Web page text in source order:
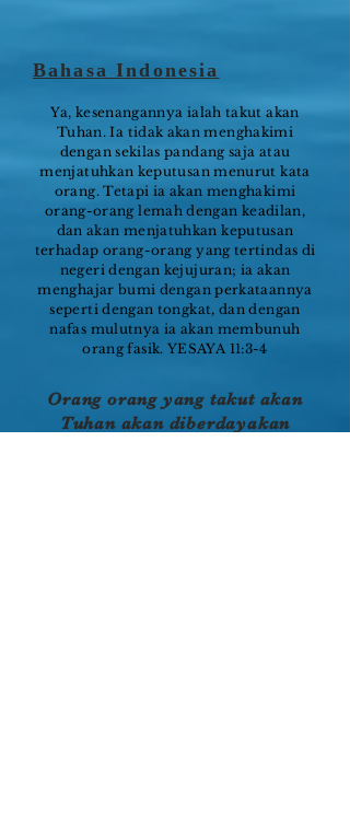
Bahasa Indonesia
Ya, kesenangannya ialah takut akan
Tuhan. Ia tidak akan menghakimi
dengan sekilas pandang saja atau
menjatuhkan keputusan menurut kata
orang. Tetapi ia akan menghakimi
orang-orang lemah dengan keadilan,
dan akan menjatuhkan keputusan
terhadap orang-orang yang tertindas di
negeri dengan kejujuran; ia akan
menghajar bumi dengan perkataannya
seperti dengan tongkat, dan dengan
nafas mulutnya ia akan membunuh
orang fasik. YESAYA 11:3-4
Orang orang yang takut akan
Tuhan akan diberdayakan